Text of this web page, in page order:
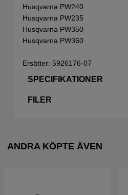
Husqvarna PW240
Husqvarna PW235
Husqvarna PW350
Husqvarna PW360
Ersätter: 5926176-07
SPECIFIKATIONER
FILER
ANDRA KÖPTE ÄVEN